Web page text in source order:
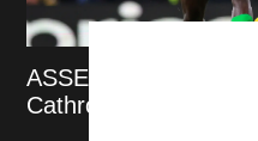
ASSE : Tamar
Cathro et au Peuple